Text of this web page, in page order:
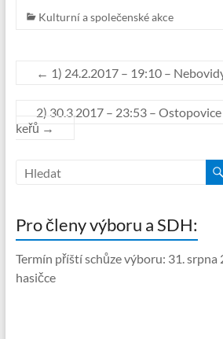
Kulturní a společenské akce
← 1) 24.2.2017 – 19:10 –
2) 30.3.2017 – 23:53 –
keřů →
Pro členy výboru a SDH:
Termín příští schůze výboru: 31. srpna
hasičce